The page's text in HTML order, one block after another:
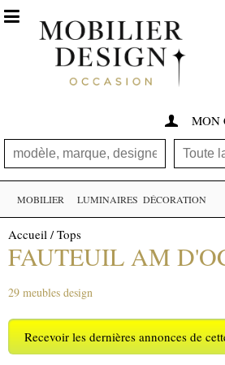
 MON

MOBILIER LUMINAIRES DÉCORATION
Accueil /Tops
FAUTEUIL AM
29 meubles design
Recevoir les dernières annonces de